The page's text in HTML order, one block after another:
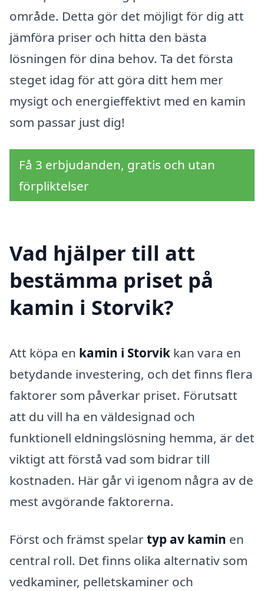
område. Detta gör det möjligt för dig att
jämföra priser och hitta den bästa
lösningen för dina behov. Ta det första
steget idag för att göra ditt hem mer
mysigt och energieffektivt med en kamin
som passar just dig!
Få 3 erbjudanden, gratis och utan
förpliktelser
Vad hjälper till att
bestämma priset på
kamin i Storvik?
Att köpa en kamin i Storvik kan vara en
betydande investering, och det finns flera
faktorer som påverkar priset. Förutsatt
att du vill ha en väldesignad och
funktionell eldningslösning hemma, är det
viktigt att förstå vad som bidrar till
kostnaden. Här går vi igenom några av de
mest avgörande faktorerna.
Först och främst spelartyp av kamin en
central roll. Det finns olika alternativ som
vedkaminer, pelletskaminer och